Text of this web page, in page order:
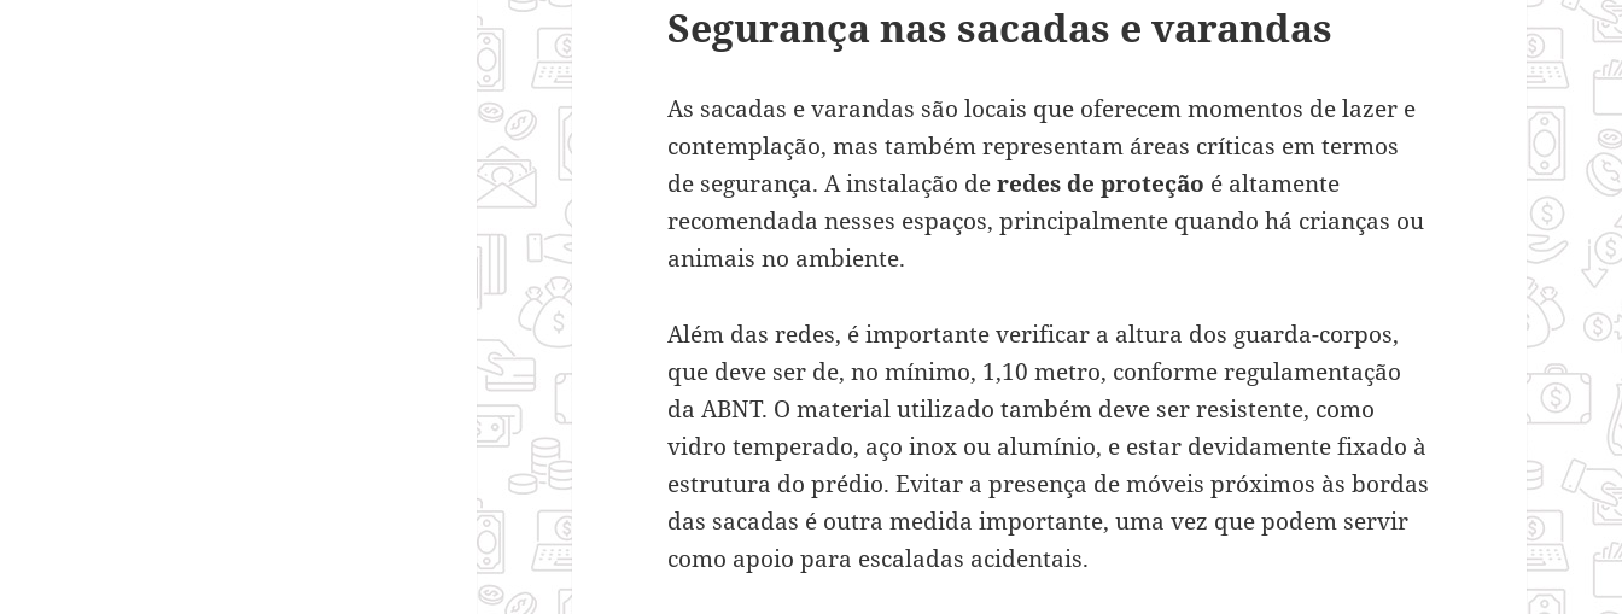
Segurança nas sacadas e varandas
As sacadas e varandas são locais que oferecem momentos de lazer e
contemplação, mas também representam áreas críticas em termos
de segurança. A instalação deredes de proteção é altamente
recomendada nesses espaços, principalmente quando há crianças ou
animais no ambiente.
Além das redes, é importante verificar a altura dos guarda-corpos,
que deve ser de, no mínimo, 1,10 metro, conforme regulamentação
da ABNT. O material utilizado também deve ser resistente, como
vidro temperado, aço inox ou alumínio, e estar devidamente fixado à
estrutura do prédio. Evitar a presença de móveis próximos às bordas
das sacadas é outra medida importante, uma vez que podem servir
como apoio para escaladas acidentais.